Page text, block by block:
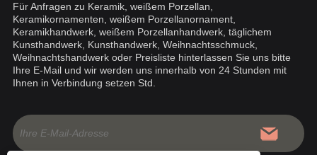
Für Anfragen zu Keramik, weißem Porzellan,
Keramikornamenten, weißem Porzellanornament,
Keramikhandwerk, weißem Porzellanhandwerk, täglichem
Kunsthandwerk, Kunsthandwerk, Weihnachtsschmuck,
Weihnachtshandwerk oder Preisliste hinterlassen Sie uns bitte
Ihre E-Mail und wir werden uns innerhalb von 24 Stunden mit
Ihnen in Verbindung setzen Std.